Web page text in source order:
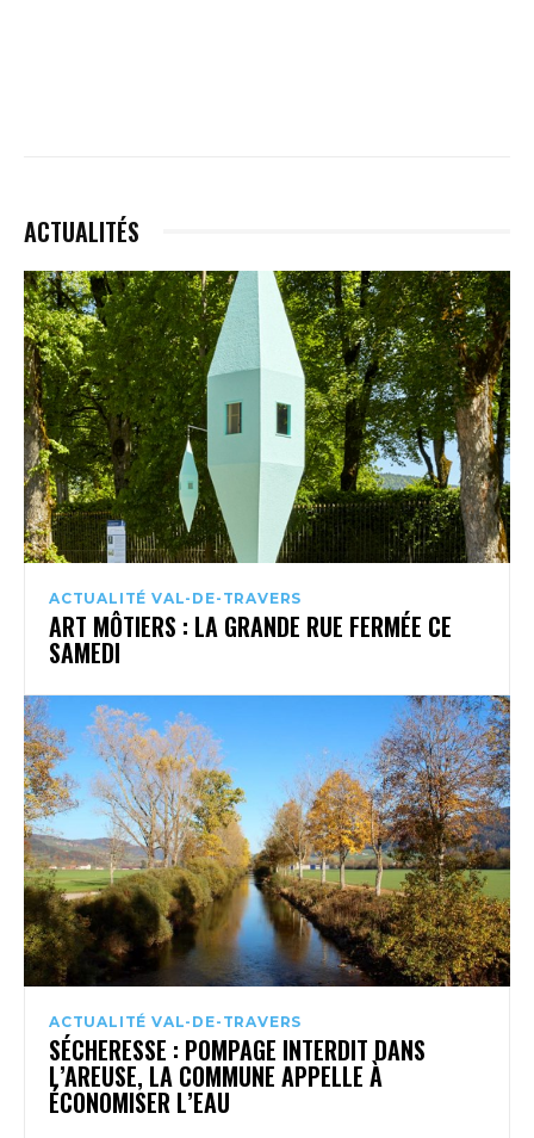
ACTUALITÉS
ACTUALITÉ VAL-DE-TRAVERS
ART MÔTIERS : LA GRANDE RUE FERMÉE CE
SAMEDI
ACTUALITÉ VAL-DE-TRAVERS
SÉCHERESSE : POMPAGE INTERDIT DANS
L’AREUSE, LA COMMUNE APPELLE À
ÉCONOMISER L’EAU